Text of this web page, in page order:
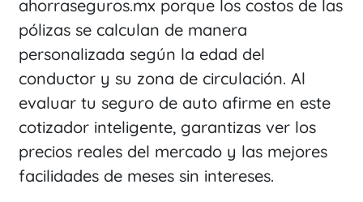
ahorraseguros.mx porque los costos de las
pólizas se calculan de manera
personalizada según la edad del
conductor y su zona de circulación. Al
evaluar tu seguro de auto afirme en este
cotizador inteligente, garantizas ver los
precios reales del mercado y las mejores
facilidades de meses sin intereses.